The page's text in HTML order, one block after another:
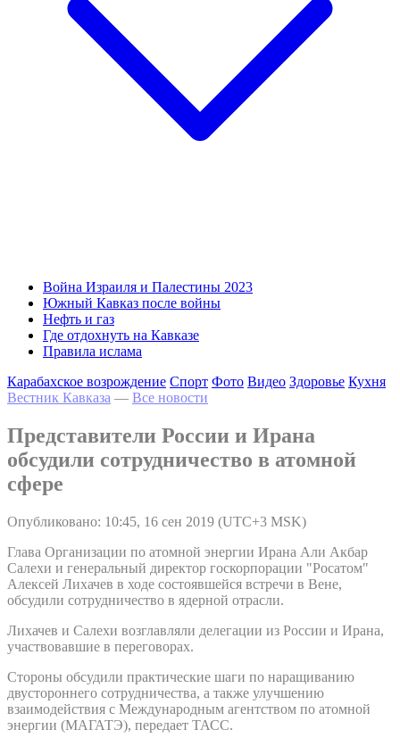
Война Израиля и Палестины 2023
Южный Кавказ после войны
Нефть и газ
Где отдохнуть на Кавказе
Правила ислама
Карабахское возрождение Спорт Фото Видео Здоровье Кухня
Вестник Кавказа — Все новости
Представители России и Ирана
обсудили сотрудничество в атомной
сфере
Опубликовано: 10:45, 16 сен 2019 (UTC+3 MSK)
Глава Организации по атомной энергии Ирана Али Акбар
Салехи и генеральный директор госкорпорации "Росатом"
Алексей Лихачев в ходе состоявшейся встречи в Вене,
обсудили сотрудничество в ядерной отрасли.
Лихачев и Салехи возглавляли делегации из России и Ирана,
участвовавшие в переговорах.
Стороны обсудили практические шаги по наращиванию
двустороннего сотрудничества, а также улучшению
взаимодействия с Международным агентством по атомной
энергии (МАГАТЭ), передает ТАСС.